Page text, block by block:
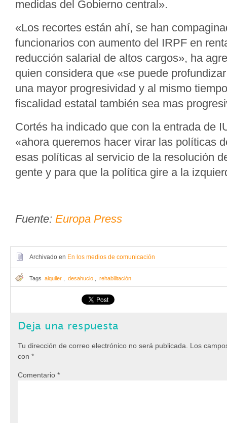
medidas del Gobierno central».
«Los recortes están ahí, se han
funcionarios con aumento del IRPF en
reducción salarial de altos cargos», ha
quien considera que «se puede
una mayor progresividad y al mismo
fiscalidad estatal también sea mas
Cortés ha indicado que con la entrada de
«ahora queremos hacer virar las políticas
esas políticas al servicio de la resolución
gente y para que la política gire a la
Fuente: Europa Press
Archivado en En los medios de comunicación
Tags alquiler desahucio rehabilitación
Deja una respuesta
Tu dirección de correo electrónico no será publicada.
Los
con *
Comentario *